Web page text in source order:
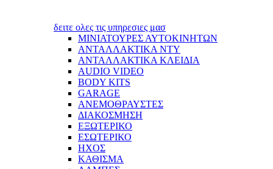
δειτε ολες τις υπηρεσιες μασ
ΜΙΝΙΑΤΟΥΡΕΣ ΑΥΤΟΚΙΝΗΤΩΝ
ΑΝΤΑΛΛΑΚΤΙΚΑ NTY
ΑΝΤΑΛΛΑΚΤΙΚΑ ΚΛΕΙΔΙΑ
AUDIO VIDEO
BODY KITS
GARAGE
ΑΝΕΜΟΘΡΑΥΣΤΕΣ
ΔΙΑΚΟΣΜΗΣΗ
ΕΞΩΤΕΡΙΚΟ
ΕΣΩΤΕΡΙΚΟ
ΗΧΟΣ
ΚΑΘΙΣΜΑ